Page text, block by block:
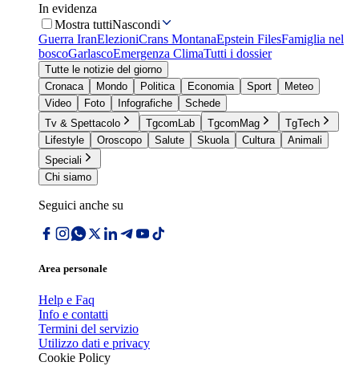
In evidenza
Mostra tuttiNascondi
Guerra IranElezioniCrans MontanaEpstein FilesFamiglia nel
boscoGarlascoEmergenza ClimaTutti i dossier
Tutte le notizie del giorno
Cronaca
Mondo Politica Economia Sport
Meteo
Video
Foto Infografiche
Schede
Tv & Spettacolo
TgcomLab TgcomMag
TgTech
Lifestyle
Oroscopo Salute Skuola Cultura
Animali
Speciali
Chi siamo
Seguici anche su
Area personale
Help e Faq
Info e contatti
Termini del servizio
Utilizzo dati e privacy
Cookie Policy